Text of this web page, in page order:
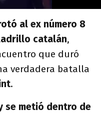
al ex número 8
catalán,
que duró
verdadera batalla
.
se metió dentro de